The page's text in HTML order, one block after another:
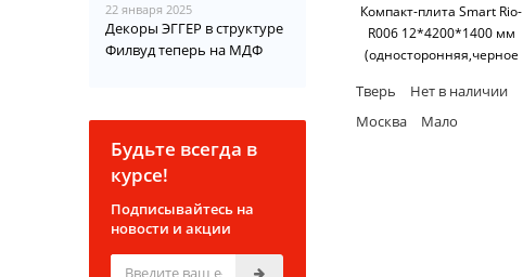
22 января 2025
Декоры ЭГГЕР в структуре
Филвуд теперь на МДФ
Будьте всегда в
курсе!
Подписывайтесь на
новости и акции
Компакт-плита Smart Rio-
R006 12*4200*1400 мм
(односторонняя,черное
Тверь
Нет в наличии
Москва
Мало